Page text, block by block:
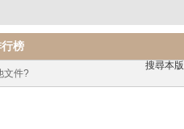
榜
搜尋本版
文件?